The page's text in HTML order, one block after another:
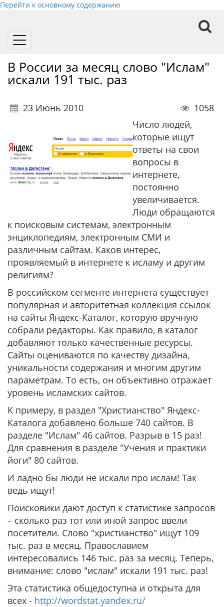
Перейти к основному содержанию
Toggle
В России за месяц слово "Ислам"
искали 191 тыс. раз
23 Июнь 2010
1058
Число людей,
которые ищут
ответы на свои
вопросы в
интернете,
постоянно
увеличивается.
Люди обращаются
к поисковым системам, электронным
энциклопедиям, электронным СМИ и
различным сайтам. Каков интерес,
проявляемый в интернете к исламу и другим
религиям?
В российском сегменте интернета существует
популярная и авторитетная коллекция ссылок
на сайты Яндекс-Каталог, которую вручную
собрали редакторы. Как правило, в каталог
добавляют только качественные ресурсы.
Сайты оцениваются по качеству дизайна,
уникальности содержания и многим другим
параметрам. То есть, он объективно отражает
уровень исламских сайтов.
К примеру, в раздел "Христианство" Яндекс-
Каталога добавлено больше 740 сайтов. В
разделе "Ислам" 46 сайтов. Разрыв в 15 раз!
Для сравнения в разделе "Учения и практики
йоги" 80 сайтов.
И ладно бы люди не искали про ислам! Так
ведь ищут!
Поисковики дают доступ к статистике запросов
– сколько раз тот или иной запрос ввели
посетители. Слово "христианство" ищут 109
тыс. раз в месяц. Православием
интересовались 146 тыс. раз за месяц. Теперь,
внимание: слово "ислам" искали 191 тыс. раз!
Эта статистика общедоступна и открыта для
всех - http://wordstat.yandex.ru/